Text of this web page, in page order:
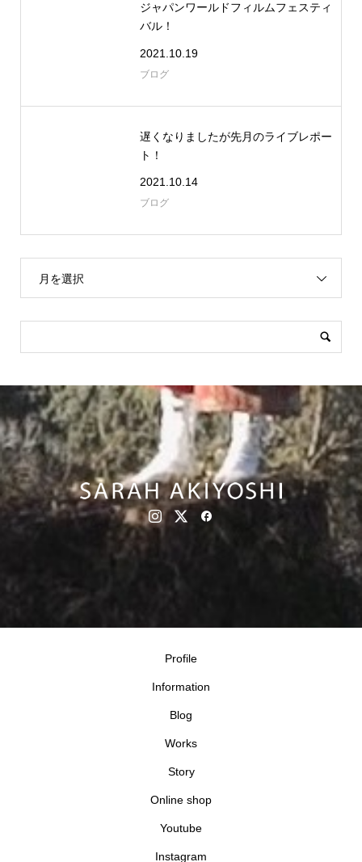
ジャパンワールドフィルムフェスティ
バル！
2021.10.19
ブログ
遅くなりましたが先月のライブレポー
ト！
2021.10.14
ブログ
月を選択
Profile
Information
Blog
Works
Story
Online shop
Youtube
Instagram